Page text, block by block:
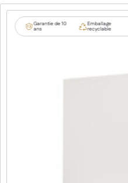
Garantie de 10
ans
Emballage
recyclable